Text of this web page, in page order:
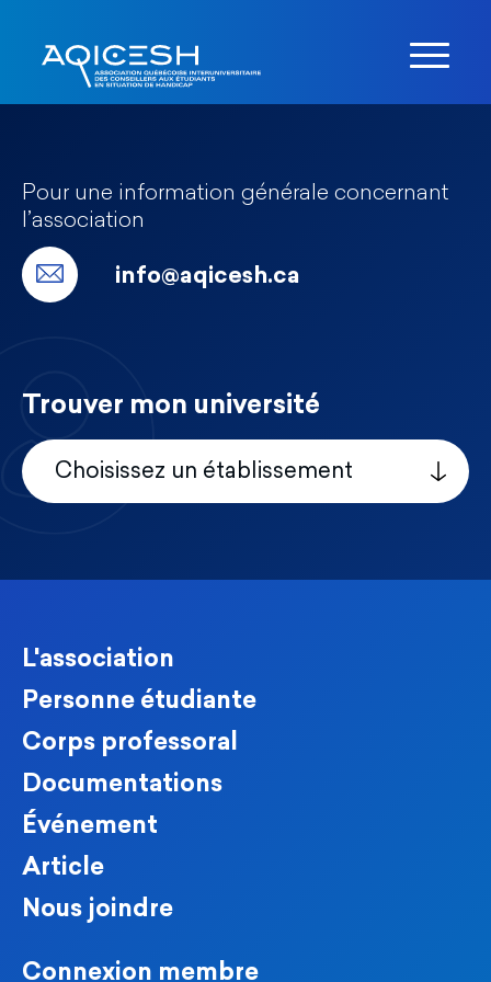
L'association
Personne étudiante
Corps professoral
Documentations
Événement
Article
Nous joindre
Connexion membre
Pour une information générale concernant
l’association
info@aqicesh.ca
Trouver mon université
Choisissez un établissement